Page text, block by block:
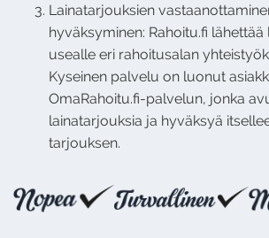
Lainatarjouksien
hyväksyminen: Rahoitu.fi
usealle eri rahoitusalan
Kyseinen palvelu on luonut
OmaRahoitu.fi-palvelun, jonka
lainatarjouksia ja hyväksyä
tarjouksen.